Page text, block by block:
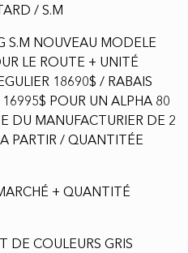
/ S.M
S.M NOUVEAU MODELE
LE ROUTE + UNITÉ
18690$ / RABAIS
POUR UN ALPHA 80
DU MANUFACTURIER DE 2
PARTIR / QUANTITÉE
+ QUANTITÉ
DE COULEURS GRIS